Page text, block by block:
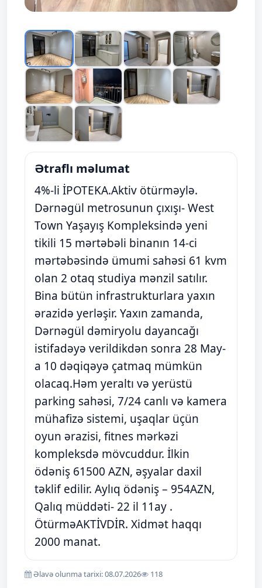
Ətraflı məlumat
4%-li İPOTEKA.Aktiv ötürməylə.
Dərnəgül metrosunun çıxışı- West
Town Yaşayış Kompleksində yeni
tikili 15 mərtəbəli binanın 14-ci
mərtəbəsində ümumi sahəsi 61 kvm
olan 2 otaq studiya mənzil satılır.
Bina bütün infrastrukturlara yaxın
ərazidə yerləşir. Yaxın zamanda,
Dərnəgül dəmiryolu dayancağı
istifadəyə verildikdən sonra 28 May-
a 10 dəqiqəyə çatmaq mümkün
olacaq.Həm yeraltı və yerüstü
parking sahəsi, 7/24 canlı və kamera
mühafizə sistemi, uşaqlar üçün
oyun ərazisi, fitnes mərkəzi
kompleksdə mövcuddur. İlkin
ödəniş 61500 AZN, əşyalar daxil
təklif edilir. Aylıq ödəniş – 954AZN,
Qalıq müddəti- 22 il 11ay .
ÖtürməAKTİVDİR. Xidmət haqqı
2000 manat.
Əlavə olunma tarixi: 08.07.2026 118